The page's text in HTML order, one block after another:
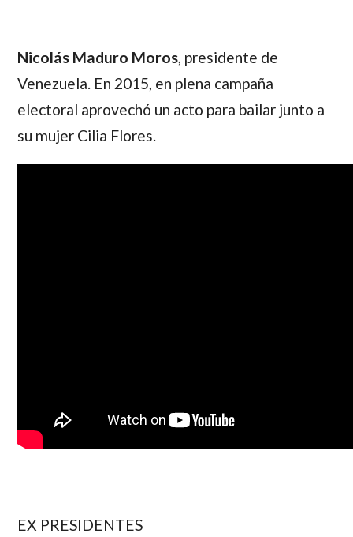
Nicolás Maduro Moros, presidente de
Venezuela. En 2015, en plena campaña
electoral aprovechó un acto para bailar junto a
su mujer Cilia Flores.
EX PRESIDENTES